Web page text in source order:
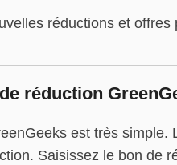
réductions et offres
réduction
est très
Saisissez le bon de